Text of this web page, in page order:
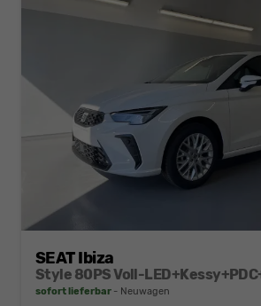
SEAT Ibiza
sofort lieferbar Neuwagen